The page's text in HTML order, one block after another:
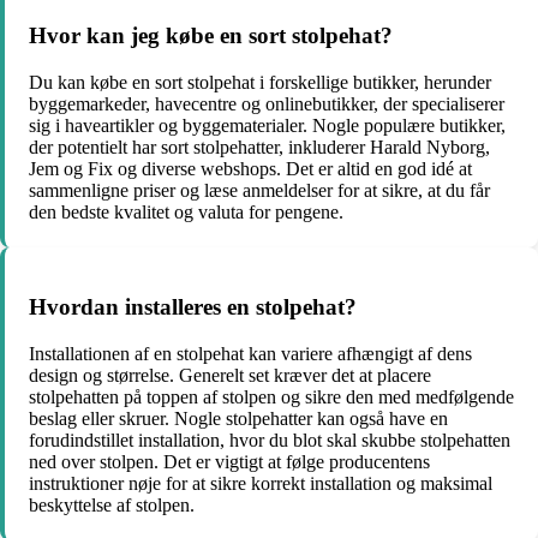
Hvor kan jeg købe en sort stolpehat?
Du kan købe en sort stolpehat i forskellige butikker, herunder
byggemarkeder, havecentre og onlinebutikker, der specialiserer
sig i haveartikler og byggematerialer. Nogle populære butikker,
der potentielt har sort stolpehatter, inkluderer Harald Nyborg,
Jem og Fix og diverse webshops. Det er altid en god idé at
sammenligne priser og læse anmeldelser for at sikre, at du får
den bedste kvalitet og valuta for pengene.
Hvordan installeres en stolpehat?
Installationen af en stolpehat kan variere afhængigt af dens
design og størrelse. Generelt set kræver det at placere
stolpehatten på toppen af stolpen og sikre den med medfølgende
beslag eller skruer. Nogle stolpehatter kan også have en
forudindstillet installation, hvor du blot skal skubbe stolpehatten
ned over stolpen. Det er vigtigt at følge producentens
instruktioner nøje for at sikre korrekt installation og maksimal
beskyttelse af stolpen.